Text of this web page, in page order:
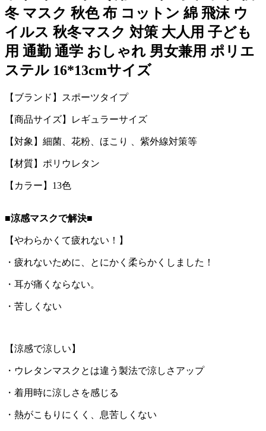
冬 マスク 秋色 布 コットン 綿 飛沫 ウ
イルス 秋冬マスク 対策 大人用 子ども
用 通勤 通学 おしゃれ 男女兼用 ポリエ
ステル 16*13cmサイズ
【ブランド】スポーツタイプ
【商品サイズ】レギュラーサイズ
【対象】細菌、花粉、ほこり 、紫外線対策等
【材質】ポリウレタン
【カラー】13色
■涼感マスクで解決■
【やわらかくて疲れない！】
・疲れないために、とにかく柔らかくしました！
・耳が痛くならない。
・苦しくない
【涼感で涼しい】
・ウレタンマスクとは違う製法で涼しさアップ
・着用時に涼しさを感じる
・熱がこもりにくく、息苦しくない